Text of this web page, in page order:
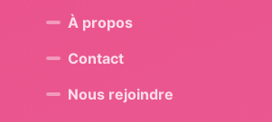
À propos
Contact
Nous rejoindre